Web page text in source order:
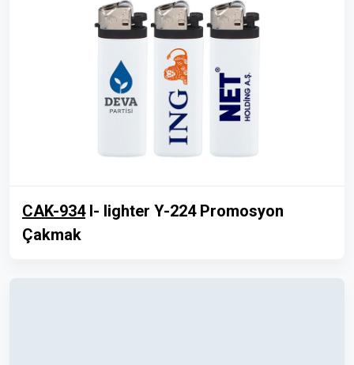
CAK-934I- lighter Y-224 Promosyon
Çakmak